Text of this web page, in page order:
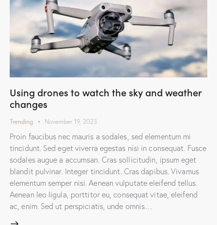
Using drones to watch the sky and weather
changes
Trending November 19, 2023
Proin faucibus nec mauris a sodales, sed elementum mi
tincidunt. Sed eget viverra egestas nisi in consequat. Fusce
sodales augue a accumsan. Cras sollicitudin, ipsum eget
blandit pulvinar. Integer tincidunt. Cras dapibus. Vivamus
elementum semper nisi. Aenean vulputate eleifend tellus.
Aenean leo ligula, porttitor eu, consequat vitae, eleifend
ac, enim. Sed ut perspiciatis, unde omnis…